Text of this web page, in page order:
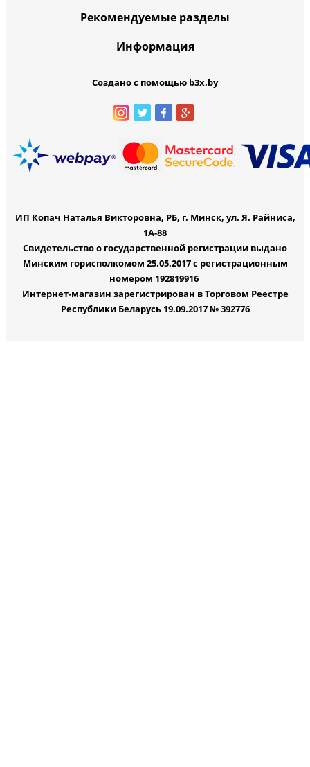
Рекомендуемые разделы
Информация
Создано с помощью b3x.by
ИП Копач Наталья Викторовна, РБ, г. Минск, ул. Я. Райниса,
1А-88
Свидетельство о государственной регистрации выдано
Минским горисполкомом 25.05.2017 с регистрационным
номером 192819916
Интернет-магазин зарегистрирован в Торговом Реестре
Республики Беларусь 19.09.2017 № 392776